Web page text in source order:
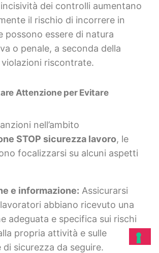
dei controlli aumentano
il rischio di incorrere in
possono essere di natura
o penale, a seconda della
riscontrate.
Attenzione per Evitare
nell’ambito
STOP sicurezza lavoro, le
focalizzarsi su alcuni aspetti
e informazione: Assicurarsi
abbiano ricevuto una
adeguata e specifica sui rischi
propria attività e sulle
di sicurezza da seguire.